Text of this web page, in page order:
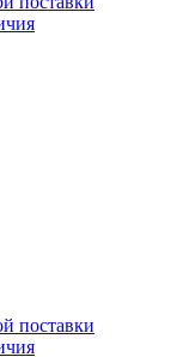
поставки